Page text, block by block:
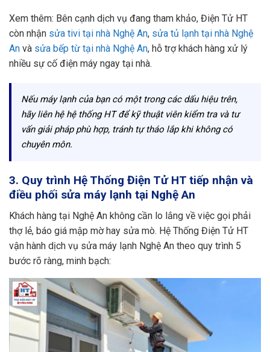
Xem thêm: Bên cạnh dịch vụ đang tham khảo, Điện Tử HT
còn nhận sửa tivi tại nhà Nghệ An, sửa tủ lạnh tại nhà Nghệ
An và sửa bếp từ tại nhà Nghệ An, hỗ trợ khách hàng xử lý
nhiều sự cố điện máy ngay tại nhà.
Nếu máy lạnh của bạn có một trong các dấu hiệu trên,
hãy liên hệ hệ thống HT để kỹ thuật viên kiểm tra và tư
vấn giải pháp phù hợp, tránh tự tháo lắp khi không có
chuyên môn.
3. Quy trình Hệ Thống Điện Tử HT tiếp nhận và
điều phối sửa máy lạnh tại Nghệ An
Khách hàng tại Nghệ An không cần lo lắng về việc gọi phải
thợ lẻ, báo giá mập mờ hay sửa mò. Hệ Thống Điện Tử HT
vận hành dịch vụ sửa máy lạnh Nghệ An theo quy trình 5
bước rõ ràng, minh bạch: